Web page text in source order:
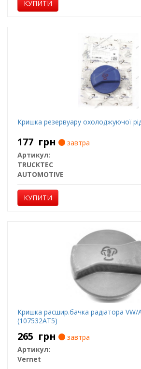
КУПИТИ
Кришка резервуару охолоджуючої
177 грн
завтра
Артикул:
TRUCKTEC
AUTOMOTIVE
КУПИТИ
Кришка расшир.бачка радіатора VW/
(107532AT5)
265 грн
завтра
Артикул:
Vernet